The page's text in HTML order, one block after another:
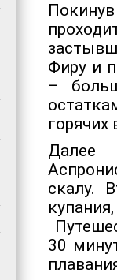
Фиру и
–
Далее
скалу.
30